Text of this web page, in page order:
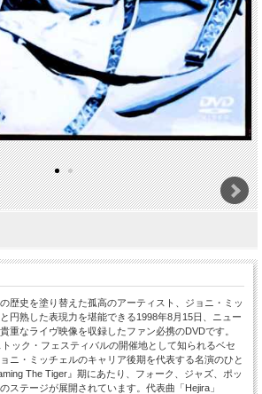
歴史を塗り替えた孤高のアーティスト、ジョニ・ミッ
円熟した表現力を堪能できる1998年8月15日、ニュー
重なライヴ映像を収録したファン必携のDVDです。
ック・フェスティバルの開催地として知られるベセ
ニ・ミッチェルのキャリア後期を代表する名演のひと
The Tiger』期にあたり、フォーク、ジャズ、ポッ
ステージが展開されています。代表曲「Hejira」